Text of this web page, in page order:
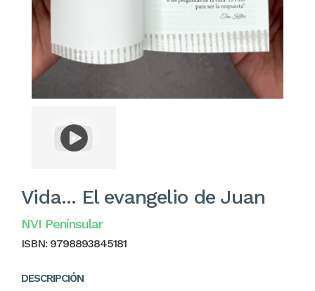
Vida... El evangelio de Juan
NVI Peninsular
ISBN: 9798893845181
DESCRIPCIÓN